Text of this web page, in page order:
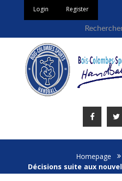
Login Register
Homepage
Décisions suite aux